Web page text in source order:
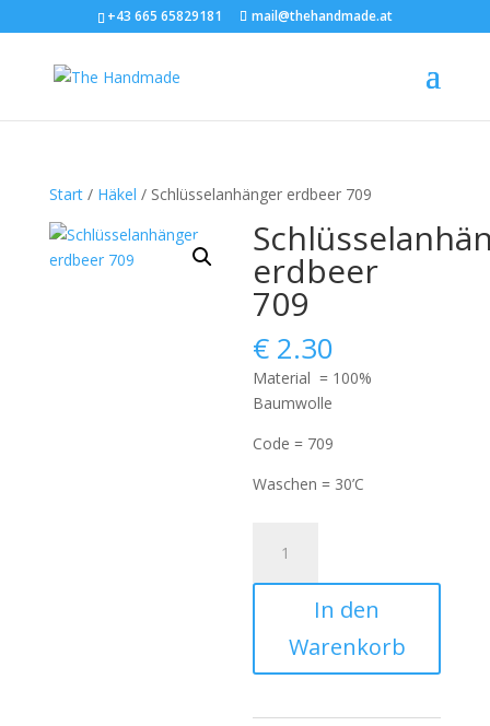
+43 665 65829181 mail@thehandmade.at
Start/ Häkel / Schlüsselanhänger erdbeer 709
erdbeer
709
€ 2.30
Material = 100%
Baumwolle
Code = 709
Waschen = 30’C
erdbeer
709
In den
Warenkorb